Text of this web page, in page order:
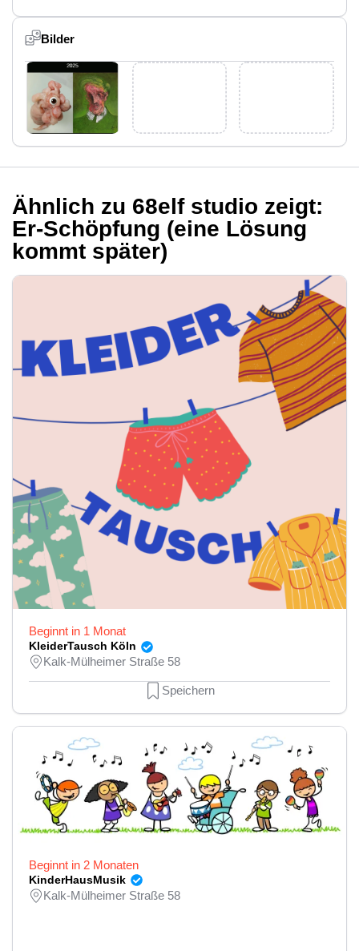
Bilder
Ähnlich zu 68elf studio zeigt:
Er-Schöpfung (eine Lösung
kommt später)
Beginnt in 1 Monat
KleiderTausch Köln
Kalk-Mülheimer Straße 58
Speichern
Beginnt in 2 Monaten
KinderHausMusik
Kalk-Mülheimer Straße 58